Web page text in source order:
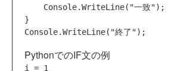
    Console.WriteLine(
"一致");
}
Console.WriteLine( "終了"
PythonでのIF文の例